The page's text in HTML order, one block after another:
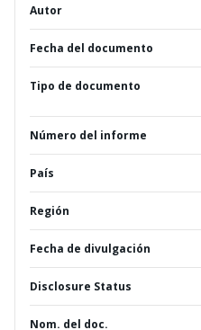
Autor
Fecha del documento
Tipo de documento
Número del informe
País
Región
Fecha de divulgación
Disclosure Status
Nom. del doc.